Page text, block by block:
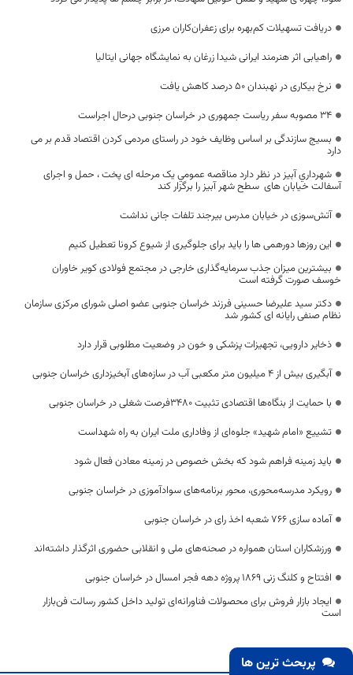
دریافت تسهیلات کم‌بهره برای زعفران‌کاران مرزی
راهیابی اثر هنرمند ایرانی شیدا زرغان به نمایشگاه جهانی ایتالیا
نرخ بیکاری در نهبندان ۵۰ درصد کاهش یافت
۳۴ مصوبه سفر ریاست جمهوری در خراسان جنوبی درحال اجراست
بسیج سازندگی بر اساس وظایف خود در راستای مردمی کردن اقتصاد قدم بر می
دارد
شهرداري آبیز در نظر دارد مناقصه عمومي یک مرحله ای پخت ، حمل و اجرای
آسفالت خیابان های سطح شهر آبیز را برگزار کند
آتش‌سوزی در خیابان مدرس بیرجند تلفات جانی نداشت
این روزها دورهمی ها را باید برای جلوگیری از شیوع کرونا تعطیل کنیم
بیشترین میزان جذب سرمایه‌گذاری خارجی در مجتمع فولادی کویر خاوران
خوسف صورت گرفته است
دکتر سید علیرضا حسینی فرزند خراسان جنوبی عضو اصلی شورای مرکزی سازمان
نظام صنفی رایانه ای کشور شد
ذخایر دارویی، تجهیزات پزشکی و خون در وضعیت مطلوبی قرار دارد
آبگیری بیش از ۴ میلیون متر مکعبی آب در سازه‌های آبخیزداری خراسان جنوبی
با حمایت از بنگاه‌ها اقتصادی تثبیت ۳۴۸۰فرصت شغلی در خراسان جنوبی
تشییع «امام شهید» جلوه‌ای از وفاداری ملت ایران به راه شهداست
باید زمینه فراهم شود که بخش خصوص در زمینه معادن فعال شود
رویکرد مدرسه‌محوری، محور برنامه‌های سوادآموزی در خراسان جنوبی
آماده سازی ۷۶۶ شعبه اخذ رای در خراسان جنوبی
ورزشکاران استان همواره در صحنه‌های ملی و انقلابی حضوری اثرگذار داشته‌اند
افتتاح و کلنگ زنی 1869 پروژه دهه فجر امسال در خراسان جنوبی
ایجاد بازار فروش برای محصولات فناورانه‌ای تولید داخل کشور رسالت فن‌بازار
است
پربحث ترین ها